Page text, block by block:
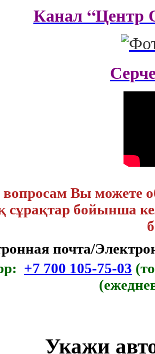
Канал “Центр
Вы можете
бойынша
почта/
+7 700 105-75-03
Укажи